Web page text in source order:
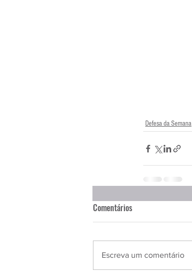
Defesa da Semana
Comentários
Escreva um comentário